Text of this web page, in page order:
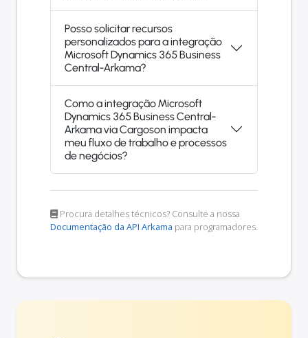
Posso solicitar recursos
personalizados para a integração
Microsoft Dynamics 365 Business
Central-Arkama?
Como a integração Microsoft
Dynamics 365 Business Central-
Arkama via Cargoson impacta
meu fluxo de trabalho e processos
de negócios?
Procura detalhes técnicos? Consulte a nossa
Documentação da API Arkama para programadores.